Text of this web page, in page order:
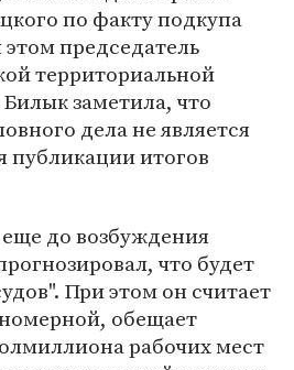
по факту подкупа
председатель
территориальной
заметила, что
дела не является
публикации итогов
до возбуждения
что будет
При этом он считает
обещает
рабочих мест